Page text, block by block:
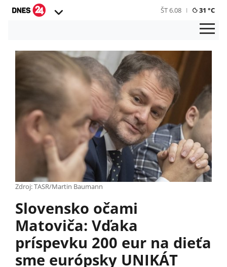
ŠT 6.08 31 °C
Zdroj: TASR/Martin Baumann
Slovensko očami
Matoviča: Vďaka
príspevku 200 eur na dieťa
sme európsky UNIKÁT